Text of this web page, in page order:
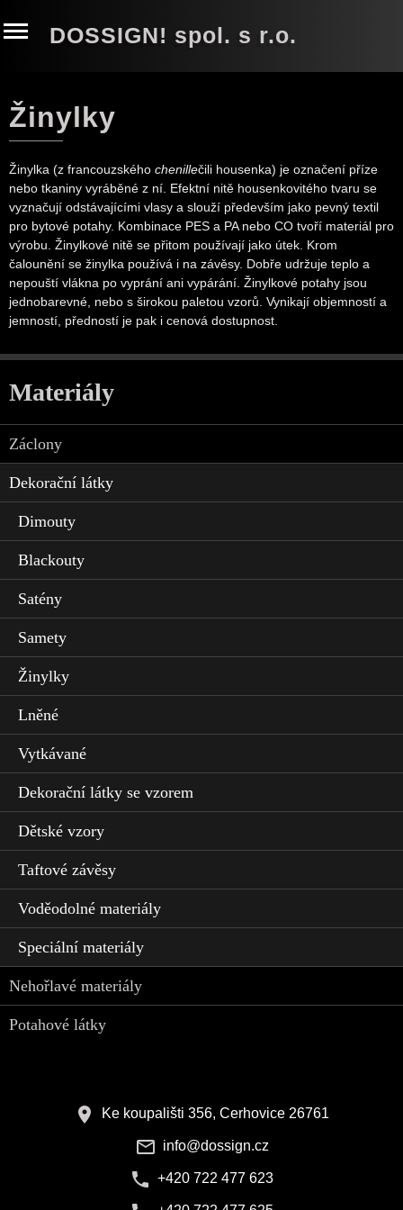
DOSSIGN! spol. s r.o.
Žinylky
Žinylka (z francouzského chenillečili housenka) je označení příze
nebo tkaniny vyráběné z ní. Efektní nitě housenkovitého tvaru se
vyznačují odstávajícími vlasy a slouží především jako pevný textil
pro bytové potahy. Kombinace PES a PA nebo CO tvoří materiál pro
výrobu. Žinylkové nitě se přitom používají jako útek. Krom
čalounění se žinylka používá i na závěsy. Dobře udržuje teplo a
nepouští vlákna po vyprání ani vypárání. Žinylkové potahy jsou
jednobarevné, nebo s širokou paletou vzorů. Vynikají objemností a
jemností, předností je pak i cenová dostupnost.
Materiály
Záclony
Dekorační látky
Dimouty
Blackouty
Satény
Samety
Žinylky
Lněné
Vytkávané
Dekorační látky se vzorem
Dětské vzory
Taftové závěsy
Voděodolné materiály
Speciální materiály
Nehořlavé materiály
Potahové látky
Ke koupališti 356, Cerhovice 26761
info@dossign.cz
+420 722 477 623